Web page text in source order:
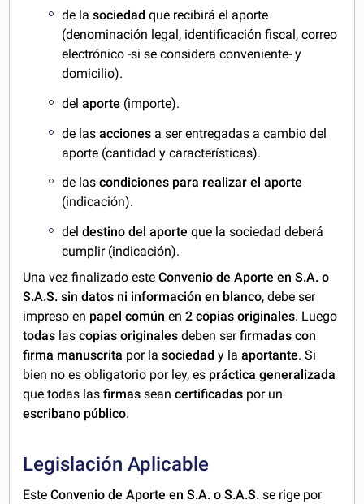
de lasociedad que recibirá el aporte
(denominación legal, identificación fiscal, correo
electrónico -si se considera conveniente- y
domicilio).
delaporte (importe).
de lasacciones a ser entregadas a cambio del
aporte (cantidad y características).
de lascondiciones para realizar el aporte
(indicación).
deldestino del aporte que la sociedad deberá
cumplir (indicación).
Una vez finalizado esteConvenio de Aporte en S.A. o
S.A.S. sin datos ni información en blanco, debe ser
impreso en papel común en2 copias originales. Luego
todas lascopias originales deben serfirmadas con
firma manuscrita por la sociedady la aportante. Si
bien no es obligatorio por ley, es práctica generalizada
que todas lasfirmas seancertificadas por un
escribano público.
Legislación Aplicable
EsteConvenio de Aporte en S.A. o S.A.S. se rige por